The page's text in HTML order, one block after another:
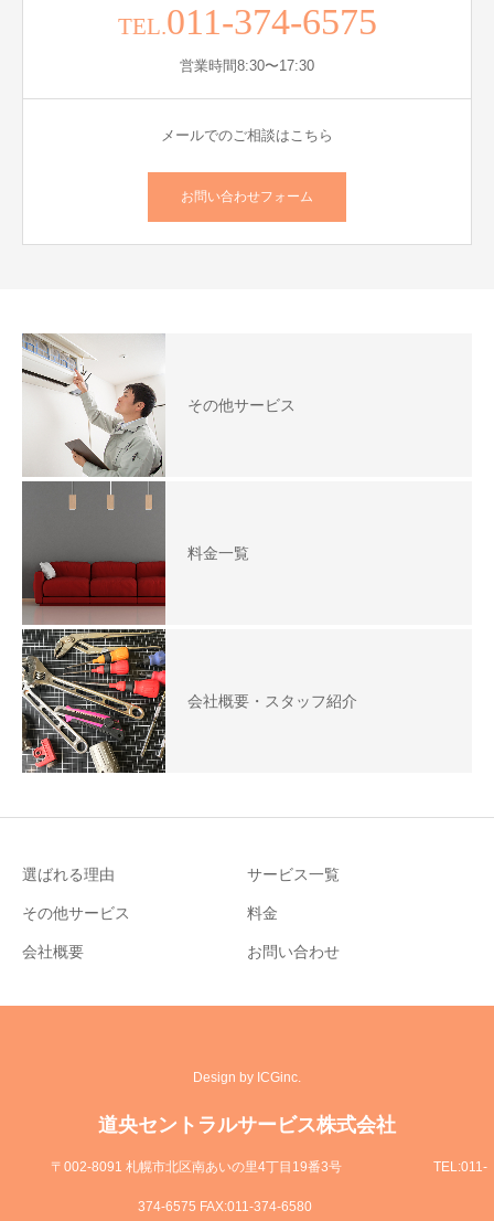
TEL.011-374-6575
営業時間8:30〜17:30
メールでのご相談はこちら
お問い合わせフォーム
その他サービス
料金一覧
会社概要・スタッフ紹介
選ばれる理由 サービス一覧
その他サービス 料金
会社概要 お問い合わせ
Design by ICGinc.
道央セントラルサービス株式会社
〒002-8091 札幌市北区南あいの里4丁目19番3号 TEL:011-
374-6575 FAX:011-374-6580